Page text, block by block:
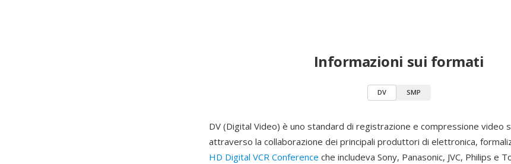
Informazioni sui formati
DV SMP
DV (Digital Video) è uno standard di registrazione e compressione video
attraverso la collaborazione dei principali produttori di elettronica,
HD Digital VCR Conference che includeva Sony, Panasonic, JVC, Philips e